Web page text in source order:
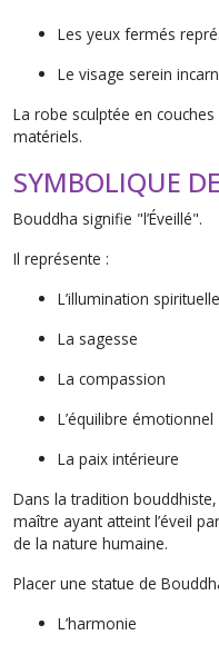
Les yeux fermés
Le visage serein
La robe sculptée en
matériels.
SYMBOLIQUE
Bouddha signifie "l’Éveillé".
Il représente :
L’illumination spirituelle
La sagesse
La compassion
L’équilibre émotionnel
La paix intérieure
Dans la tradition
maître ayant atteint l’éveil
de la nature humaine.
Placer une statue de
L’harmonie